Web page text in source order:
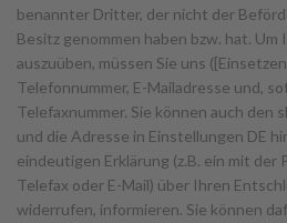
benannter Dritter, der nicht der
Besitz genommen haben bzw. hat.
auszuüben, müssen Sie uns
Telefonnummer, E-Mailadresse und,
Telefaxnummer. Sie können auch den
und die Adresse in Einstellungen DE
eindeutigen Erklärung (z.B. ein mit der
Telefax oder E-Mail) über Ihren
widerrufen, informieren. Sie können